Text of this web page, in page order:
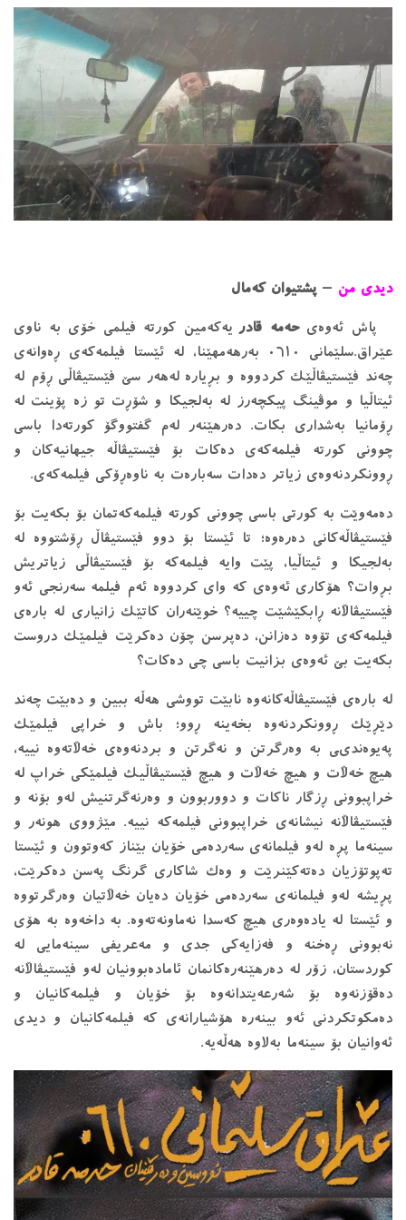
دیدی من – پشتیوان کەمال
پاش ئەوەیحەمە قادر یەکەمین کورتە فیلمی خۆی بە ناوی
عێراق.سلێمانی ٠٦١٠ بەرهەمهێنا، لە ئێستا فیلمەکەی ڕەوانەی
چەند فێستیڤاڵێک کردووە و بڕیارە لەهەر سێ فێستیڤاڵی ڕۆم لە
ئیتاڵیا و موڤینگ پیکچەرز لە بەلجیکا و شۆڕت تو زە پۆینت لە
ڕۆمانیا بەشداری بکات. دەرهێنەر لەم گفتووگۆ کورتەدا باسی
چوونی کورتە فیلمەکەی دەکات بۆ فێستیڤاڵە جیهانیەکان و
ڕوونکردنەوەی زیاتر دەدات سەبارەت بە ناوەڕۆکی فیلمەکەی.
دەمەوێت بە کورتی باسی چوونی کورتە فیلمەکەتمان بۆ بکەیت بۆ
فێستیڤاڵەکانی دەرەوە؛ تا ئێستا بۆ دوو فێستیڤاڵ ڕۆشتووە لە
بەلجیکا و ئیتاڵیا، پێت وایە فیلمەکە بۆ فێستیڤاڵی زیاتریش
بڕوات؟ هۆکاری ئەوەی کە وای کردووە ئەم فیلمە سەرنجی ئەو
فێستیڤاڵانە ڕابکێشێت چییە؟ خوێنەران کاتێک زانیاری لە بارەی
فیلمەکەی تۆوە دەزانن، دەپرسن چۆن دەکرێت فیلمێک دروست
بکەیت بێ ئەوەی بزانیت باسی چی دەکات؟
لە بارەى فێستیڤاڵەکانەوە نابێت تووشى هەڵە ببین و دەبێت چەند
دێڕێک ڕوونکردنەوە بخەینە ڕوو؛ باش و خراپى فیلمێک
پەیوەندىی بە وەرگرتن و نەگرتن و بردنەوەى خەڵاتەوە نییە،
هیچ خەڵات و هیچ خەڵات و هیچ فێستیڤاڵیک فیلمێکى خراپ لە
خراپبوونى ڕزگار ناکات و دووربوون و وەرنەگرتنیش لەو بۆنە و
فێستیڤاڵانە نیشانەى خراپبوونى فیلمەکە نییە. مێژووى هونەر و
سینەما پڕە لەو فیلمانەى سەردەمى خۆیان بێناز کەوتوون و ئێستا
تەپوتۆزیان دەتەکێنرێت و وەک شاکارى گرنگ پەسن دەکرێت،
پڕیشە لەو فیلمانەى سەردەمى خۆیان دەیان خەڵاتیان وەرگرتووە
و ئێستا لە یادەوەرى هیچ کەسدا نەماونەتەوە. بە داخەوە بە هۆى
نەبوونى ڕەخنە و فەزایەکى جدی و مەعریفى سینەمایى لە
کوردستان، زۆر لە دەرهێنەرەکانمان ئامادەبوونیان لەو فێستیڤاڵانە
دەقۆزنەوە بۆ شەرعەیتدانەوە بۆ خۆیان و فیلمەکانیان و
دەمکوتکردنى ئەو بینەرە هۆشیارانەى کە فیلمەکانیان و دیدى
ئەوانیان بۆ سینەما بەلاوە هەڵەیە.